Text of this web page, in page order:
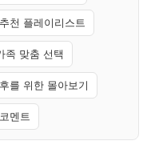
천 플레이리스트
족 맞춤 선택
를 위한 몰아보기
멘트